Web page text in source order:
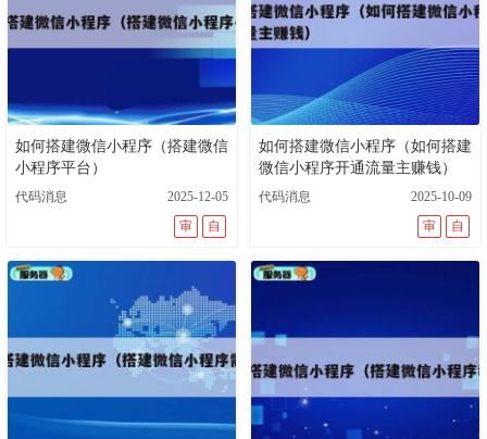
deepseek官网
开源代码是什么意思
开源软件产品
deepseek电脑版
源码网站免费
开源中国官网
开源软件什么意思
如何搭建微信小程序（搭建微信
小程序平台）
代码消息
2025-12-05
自
审
如何搭建微信小程序（如何搭建
微信小程序开通流量主赚钱）
代码消息
2025-10-09
自
审